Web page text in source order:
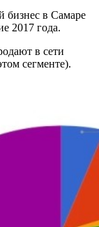
бизнес в Самаре
2017 года.
в сети
сегменте).